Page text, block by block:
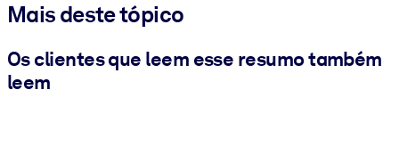
Mais deste tópico
Os clientes que leem esse resumo também
leem